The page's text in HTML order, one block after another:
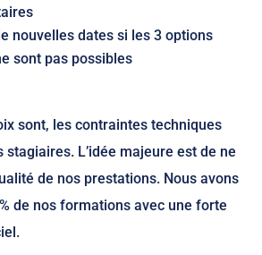
nouvelles dates si les 3 options
sont pas possibles
sont, les contraintes techniques
L’idée majeure est de ne
de nos prestations. Nous avons
de nos formations avec une forte